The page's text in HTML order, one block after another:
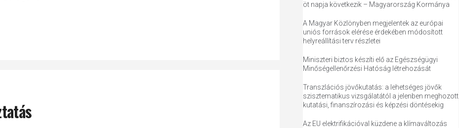
öt napja következik – Magyarország Kormánya
A Magyar Közlönyben megjelentek az európai
uniós források elérése érdekében módosított
helyreállítási terv részletei
Miniszteri biztos készíti elő az Egészségügyi
Minőségellenőrzési Hatóság létrehozását
Transzlációs jövőkutatás: a lehetséges jövők
szisztematikus vizsgálatától a jelenben meghozott
kutatási, finanszírozási és képzési döntésekig
Az EU elektrifikációval küzdene a klímaváltozás